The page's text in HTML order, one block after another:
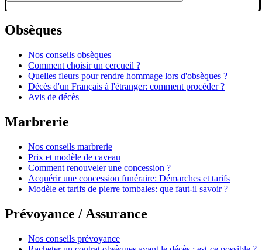
Obsèques
Nos conseils obsèques
Comment choisir un cercueil ?
Quelles fleurs pour rendre hommage lors d'obsèques ?
Décès d'un Français à l'étranger: comment procéder ?
Avis de décès
Marbrerie
Nos conseils marbrerie
Prix et modèle de caveau
Comment renouveler une concession ?
Acquérir une concession funéraire: Démarches et tarifs
Modèle et tarifs de pierre tombales: que faut-il savoir ?
Prévoyance / Assurance
Nos conseils prévoyance